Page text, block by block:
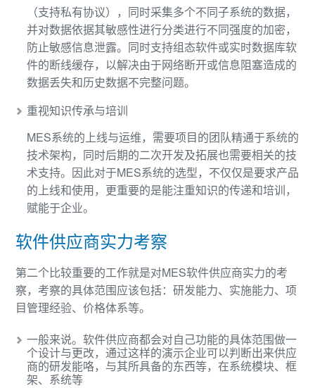
（支持私有协议），同时采集多个不同子系统的数据，
并对数据依据其敏感性进行分类进行不同强度的加密，
防止敏感信息泄露。同时支持组态软件或实时数据库软
件的断线缓存，以解决由于网络断开或信息阻塞造成的
数据丢失和历史数据不完整问题。
重视知识传承与培训
MES系统的上线与运维，需要项目的团队精通于系统的
技术架构，同时后期的二次开发及拓展也需要相关的技
术支持。因此对于MES系统的选型，不仅仅是要求产品
的上线和使用，更重要的是能注重知识的传递和培训，
赋能于企业。
软件供应商实力考察
第二个比较重要的工作就是对MES软件供应商实力的考
察，考察的具体范围应该包括：研发能力、实施能力、项
目管理经验、价格体系等。
一般来说。软件供应商都会对自己功能的具体范围做一
个设计与更改，通过这样的演示企业可以判断出来供应
商的研发能咯，与其所具备的东西等，在系统模块、框
架、系统等